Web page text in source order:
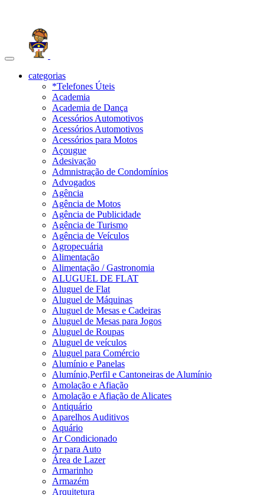
Toggle
navigationcategorias
*Telefones Úteis
Academia
Academia de Dança
Acessórios Automotivos
Acessórios Automotivos
Acessórios para Motos
Açougue
Adesivação
Admnistração de Condomínios
Advogados
Agência
Agência de Motos
Agência de Publicidade
Agência de Turismo
Agência de Veículos
Agropecuária
Alimentação
Alimentação / Gastronomia
ALUGUEL DE FLAT
Aluguel de Flat
Aluguel de Máquinas
Aluguel de Mesas e Cadeiras
Aluguel de Mesas para Jogos
Aluguel de Roupas
Aluguel de veículos
Aluguel para Comércio
Alumínio e Panelas
Alumínio,Perfil e Cantoneiras de Alumínio
Amolação e Afiação
Amolação e Afiação de Alicates
Antiquário
Aparelhos Auditivos
Aquário
Ar Condicionado
Ar para Auto
Área de Lazer
Armarinho
Armazém
Arquitetura